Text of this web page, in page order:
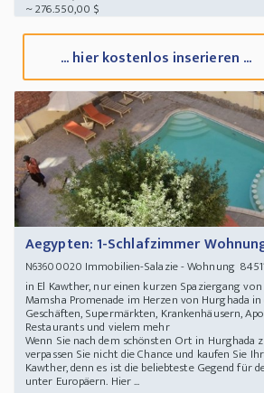
~ 276.550,00 $
... hier kostenlos inserieren ...
Aegypten: 1-Schlafzimmer
N63600020 Immobilien-Salazie - Wohnung
in El Kawther, nur einen kurzen Spaziergang
Mamsha Promenade im Herzen von Hurghada
Geschäften, Supermärkten, Krankenhäusern,
Restaurants und vielem mehr
Wenn Sie nach dem schönsten Ort in Hurghada
verpassen Sie nicht die Chance und kaufen Sie
Kawther, denn es ist die beliebteste Gegend für
unter Europäern. Hier ...